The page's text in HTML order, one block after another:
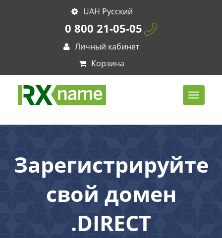
UAH Русский
0 800 21-05-05
Личный кабинет
Корзина
Зарегистрируйте
свой домен
.DIRECT